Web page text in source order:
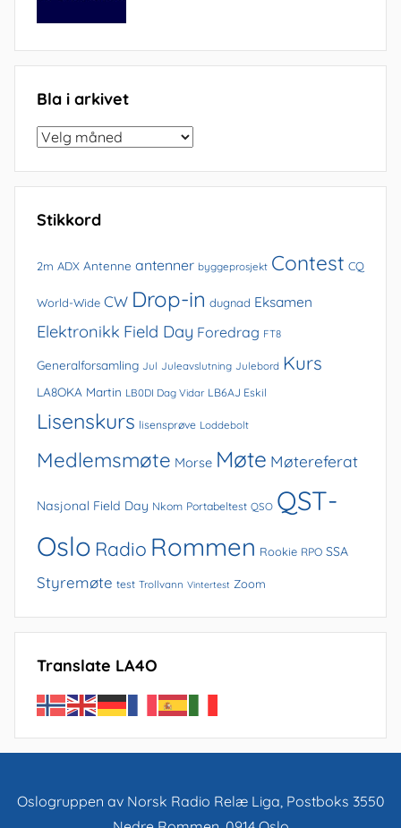
Bla i arkivet
Bla
arkivet
Stikkord
2m ADX Antenne antenner byggeprosjekt Contest CQ
World-Wide CW Drop-in dugnad Eksamen
Elektronikk Field Day Foredrag FT8
Generalforsamling Jul Juleavslutning Julebord Kurs
LA8OKA Martin LB0DI Dag Vidar LB6AJ Eskil
Lisenskurs lisensprøve Loddebolt
Medlemsmøte Morse Møte Møtereferat
Nasjonal Field Day Nkom Portabeltest QSO QST-
Oslo Radio Rommen Rookie RPO SSA
Styremøte test Trollvann Vintertest Zoom
Translate LA4O
Oslogruppen av Norsk Radio Relæ Liga, Postboks 3550